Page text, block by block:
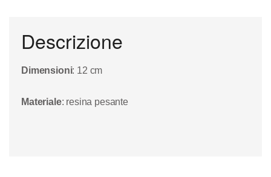
Descrizione
Dimensioni: 12 cm
Materiale: resina pesante